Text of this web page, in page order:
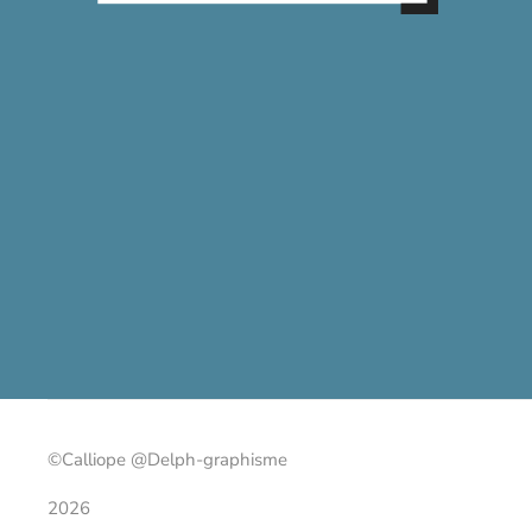
©Calliope @Delph-graphisme
2026